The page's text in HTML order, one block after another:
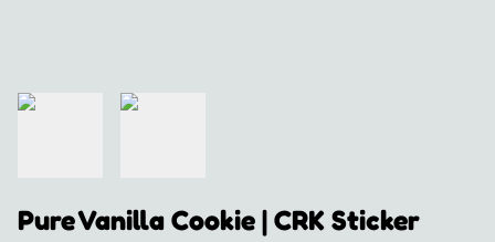
Pure Vanilla Cookie | CRK Sticker